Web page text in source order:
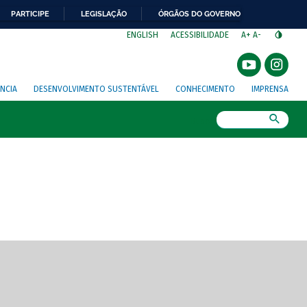
PARTICIPE LEGISLAÇÃO ÓRGÃOS DO GOVERNO
ENGLISH ACESSIBILIDADE A+ A-
DESENVOLVIMENTO SUSTENTÁVEL CONHECIMENTO IMPRENSA
de tela